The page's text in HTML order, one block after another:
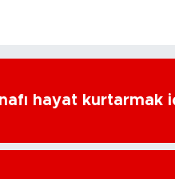
hayat kurtarmak